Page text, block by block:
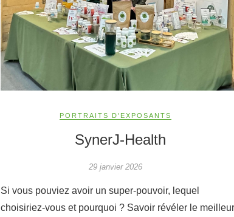
PORTRAITS D'EXPOSANTS
SynerJ-Health
29 janvier 2026
Si vous pouviez avoir un super-pouvoir, lequel
choisiriez-vous et pourquoi ? Savoir révéler le meilleur